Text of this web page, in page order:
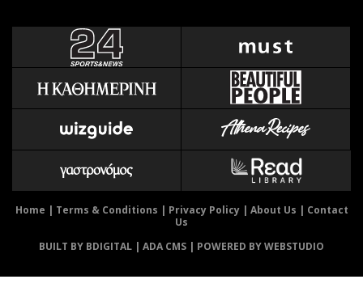
Κληρώσεις Allwyn
Οικονομική
Οικονομία
Real Estate
Επιχειρήσεις
Αγορές
Money Review
AstroBank Properties
Ενέργεια
Ναυτιλία
Αυτοκίνηση
Πολιτική
Οικονομία
Γενικά
Αναδρομές
Πρόσωπα
Περιβάλλον
Γυναίκα
Showbiz
Home | Terms & Conditions | Privacy Policy| About Us | Contact
Us
BUILT BY BDIGITAL | ADA CMS | POWERED BY WEBSTUDIO